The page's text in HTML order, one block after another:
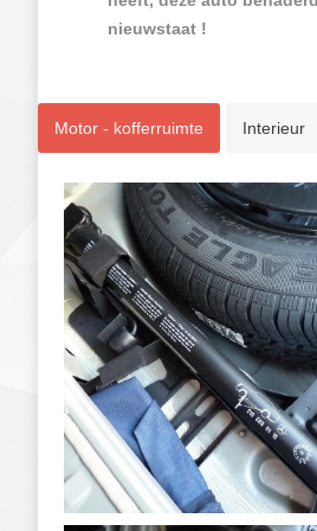
nieuwstaat !
Motor - kofferruimte Interieur